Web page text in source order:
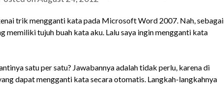
trik mengganti kata pada Microsoft Word 2007. Nah, sebagai
memiliki tujuh buah kata aku. Lalu saya ingin mengganti kata
satu per satu? Jawabannya adalah tidak perlu, karena di
dapat mengganti kata secara otomatis. Langkah-langkahnya